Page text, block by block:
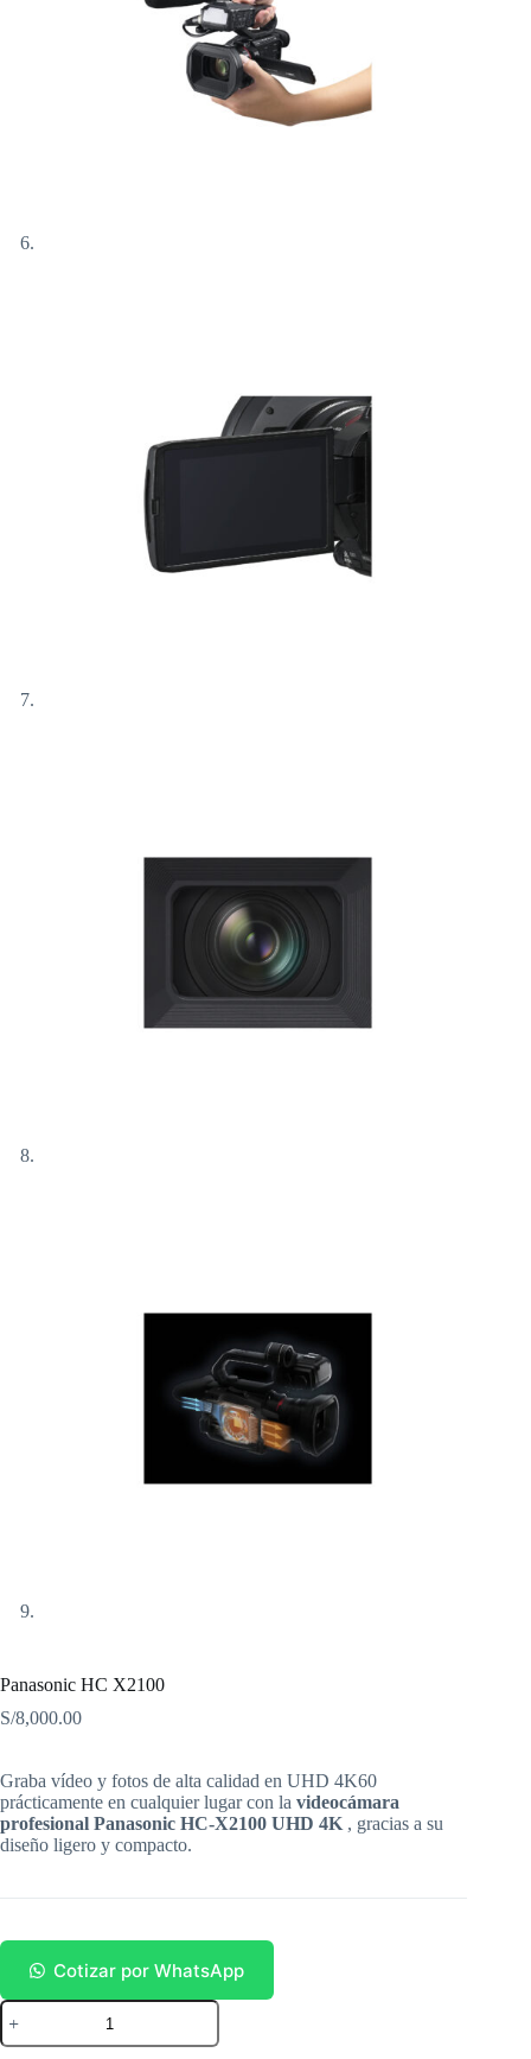
Panasonic HC X2100
S/8,000.00
Graba vídeo y fotos de alta calidad en UHD 4K60
prácticamente en cualquier lugar con la videocámara
profesional Panasonic HC-X2100 UHD 4K , gracias a su
diseño ligero y compacto.
Cotizar por WhatsApp
Panasonic
HC
X2100